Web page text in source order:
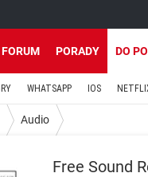
FORUM PORADY DO
WHATSAPP IOS
Audio
Free Sound